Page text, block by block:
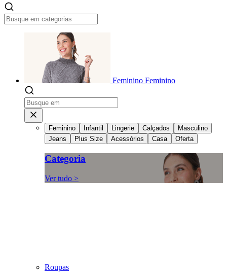
Feminino Feminino
Feminino Infantil Lingerie Calçados
Masculino
Jeans
Plus Size Acessórios Casa Oferta
Categoria
Ver tudo >
Roupas